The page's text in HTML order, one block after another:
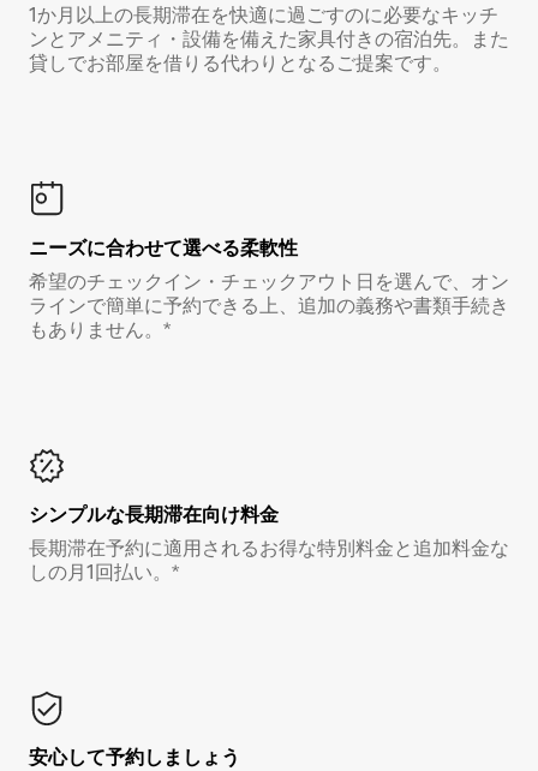
1か月以上の長期滞在を快適に過ごすのに必要なキッチ
ンとアメニティ・設備を備えた家具付きの宿泊先。また
貸しでお部屋を借りる代わりとなるご提案です。
ニーズに合わせて選べる柔軟性
希望のチェックイン・チェックアウト日を選んで、オン
ラインで簡単に予約できる上、追加の義務や書類手続き
もありません。*
シンプルな長期滞在向け料金
長期滞在予約に適用されるお得な特別料金と追加料金な
しの月1回払い。*
安心して予約しましょう